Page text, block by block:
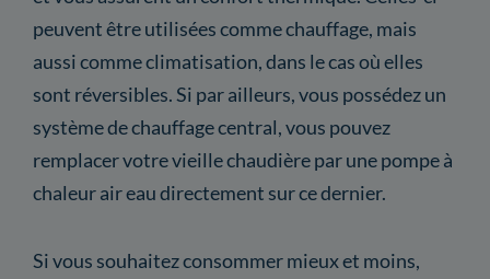
peuvent être utilisées comme chauffage, mais
aussi comme climatisation, dans le cas où elles
sont réversibles. Si par ailleurs, vous possédez un
système de chauffage central, vous pouvez
remplacer votre vieille chaudière par une pompe à
chaleur air eau directement sur ce dernier.
Si vous souhaitez consommer mieux et moins,